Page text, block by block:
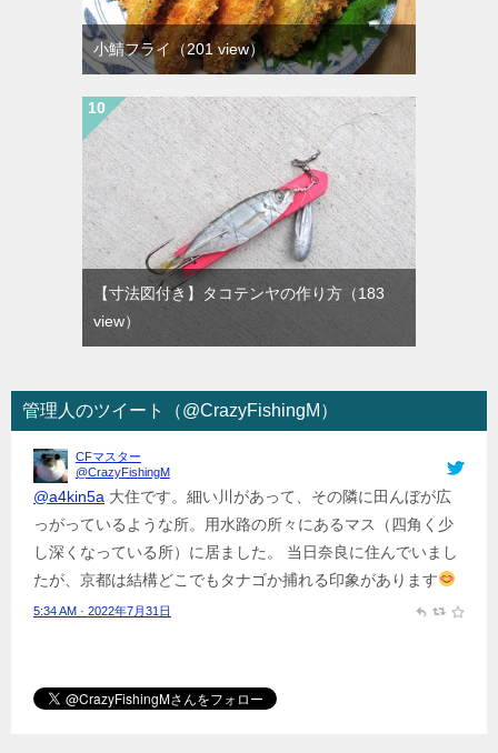
小鯖フライ（201 view）
【寸法図付き】タコテンヤの作り方 （183
view）
管理人のツイート（@CrazyFishingM）
CFマスター
@CrazyFishingM
@a4kin5a 大住です。細い川があって、その隣に田んぼが広
っがっているような所。用水路の所々にあるマス（四角く少
し深くなっている所）に居ました。 当日奈良に住んでいまし
たが、京都は結構どこでもタナゴか捕れる印象があります
5:34 AM · 2022年7月31日
CFマスター
@CrazyFishingM